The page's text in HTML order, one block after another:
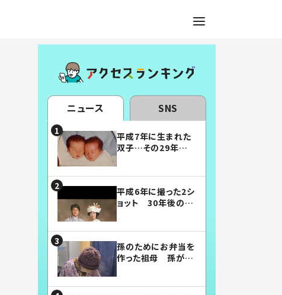
ニュース SNS
平成7年に生まれた
双子…その29年後
平成6年に撮った2シ
ョット 30年後の姿
孫のためにお弁当を
作った祖母 孫が絶